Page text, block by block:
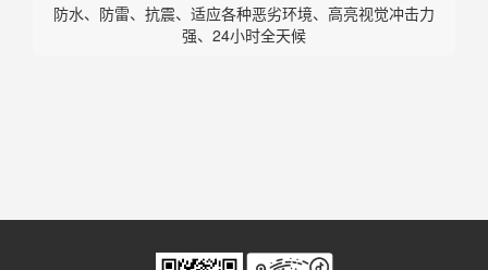
防水、防雷、抗震、适应各种恶劣环境、高亮视觉冲击力
强、24小时全天候